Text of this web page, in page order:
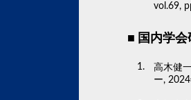
vol.69,
国内学
高木健
ー,